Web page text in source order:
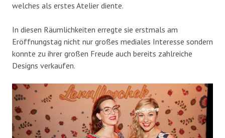
welches als erstes Atelier diente.
In diesen Räumlichkeiten erregte sie erstmals am
Eröffnungstag nicht nur großes mediales Interesse sondern
konnte zu ihrer großen Freude auch bereits zahlreiche
Designs verkaufen.